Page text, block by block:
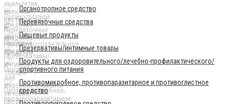
Органотропное средство
Перевязочные средства
Пищевые продукты
Презервативы/интимные товары
Продукты для оздоровительного/лечебно-профилактического/
спортивного питания
Противомикробное, противопаразитарное и противоглистное
средство